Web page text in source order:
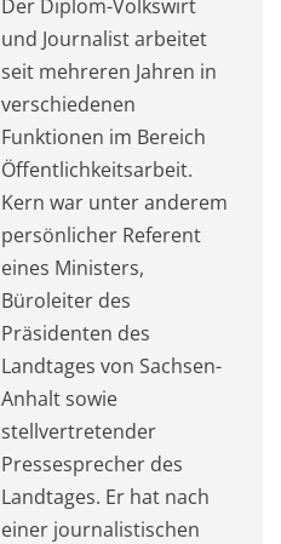
Der Diplom-Volkswirt
und Journalist arbeitet
seit mehreren Jahren in
verschiedenen
Funktionen im Bereich
Öffentlichkeitsarbeit.
Kern war unter anderem
persönlicher Referent
eines Ministers,
Büroleiter des
Präsidenten des
Landtages von Sachsen-
Anhalt sowie
stellvertretender
Pressesprecher des
Landtages. Er hat nach
einer journalistischen